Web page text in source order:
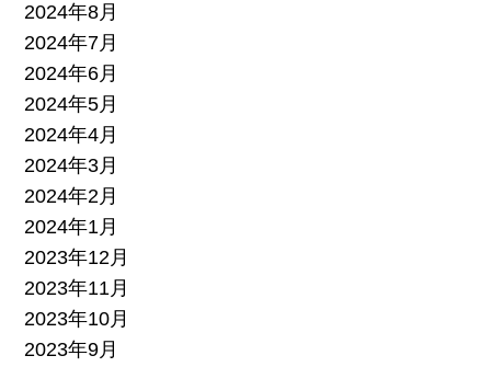
2024年8月
2024年7月
2024年6月
2024年5月
2024年4月
2024年3月
2024年2月
2024年1月
2023年12月
2023年11月
2023年10月
2023年9月